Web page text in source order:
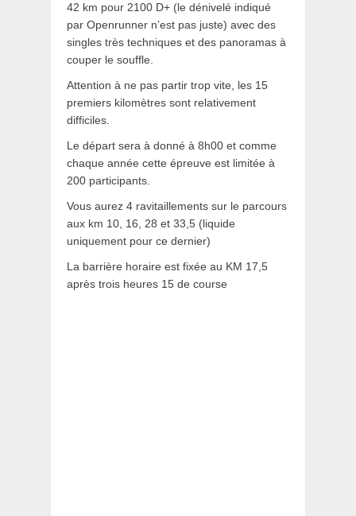
42 km pour 2100 D+ (le dénivelé indiqué
par Openrunner n’est pas juste) avec des
singles très techniques et des panoramas à
couper le souffle.
Attention à ne pas partir trop vite, les 15
premiers kilomètres sont relativement
difficiles.
Le départ sera à donné à 8h00 et comme
chaque année cette épreuve est limitée à
200 participants.
Vous aurez 4 ravitaillements sur le parcours
aux km 10, 16, 28 et 33,5 (liquide
uniquement pour ce dernier)
La barrière horaire est fixée au KM 17,5
après trois heures 15 de course